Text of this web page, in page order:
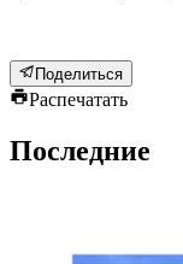
Поделиться
Распечатать
Последние